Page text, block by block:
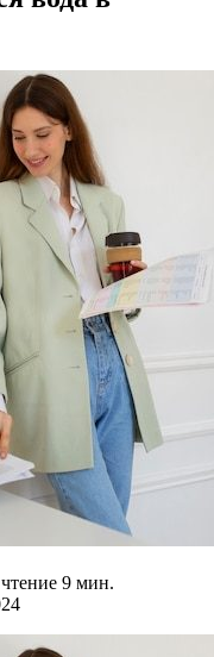
9 мин.